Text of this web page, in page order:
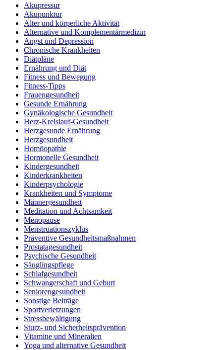
Akupressur
Akupunktur
Alter und körperliche Aktivität
Alternative und Komplementärmedizin
Angst und Depression
Chronische Krankheiten
Diätpläne
Ernährung und Diät
Fitness und Bewegung
Fitness-Tipps
Frauengesundheit
Gesunde Ernährung
Gynäkologische Gesundheit
Herz-Kreislauf-Gesundheit
Herzgesunde Ernährung
Herzgesundheit
Homöopathie
Hormonelle Gesundheit
Kindergesundheit
Kinderkrankheiten
Kinderpsychologie
Krankheiten und Symptome
Männergesundheit
Meditation und Achtsamkeit
Menopause
Menstruationszyklus
Präventive Gesundheitsmaßnahmen
Prostatagesundheit
Psychische Gesundheit
Säuglingspflege
Schlafgesundheit
Schwangerschaft und Geburt
Seniorengesundheit
Sonstige Beiträge
Sportverletzungen
Stressbewältigung
Sturz- und Sicherheitsprävention
Vitamine und Mineralien
Yoga und alternative Gesundheit